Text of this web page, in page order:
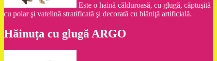
Este o haină călduroasă, cu glugă, căptuşită
cu polar şi vatelină stratificată şi decorată cu blăniţă artificială.
Hăinuţa cu glugă ARGO